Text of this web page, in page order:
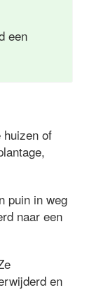
een
huizen of
puin in weg
naar een
en